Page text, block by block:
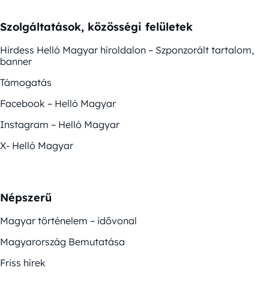
Szolgáltatások, közösségi felületek
Hirdess Helló Magyar híroldalon – Szponzorált tartalom,
banner
Támogatás
Facebook – Helló Magyar
Instagram – Helló Magyar
X- Helló Magyar
Népszerű
Magyar történelem – idővonal
Magyarország Bemutatása
Friss hírek